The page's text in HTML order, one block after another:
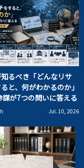
るべき「どんなリサ
と、何がわかるのか」
が7つの問いに答える
Jul. 10, 2026